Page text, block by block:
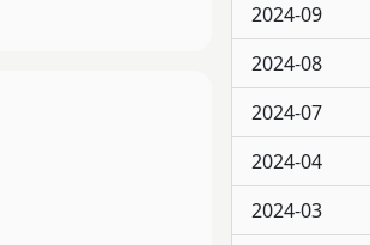
2024-09
2024-08
2024-07
2024-04
2024-03